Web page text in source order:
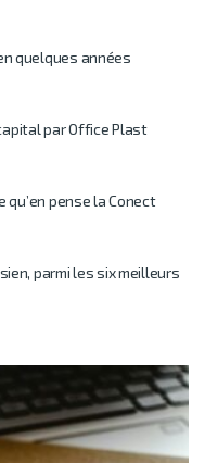
quelques années
par Office Plast
qu’en pense la Conect
parmi les six meilleurs